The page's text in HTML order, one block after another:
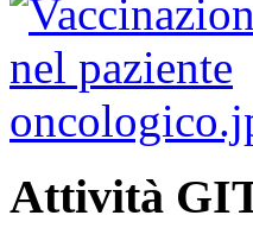
Attività